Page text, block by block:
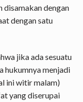
disamakan dengan
dengan satu
jika ada sesuatu
hukumnya menjadi
ini witir malam)
yang diserupai